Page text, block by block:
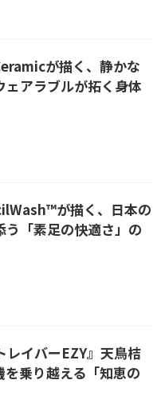
が描く、静かな
ェアラブルが拓く身体
が描く、日本の
う「素足の快適さ」の
レイバーEZY』天鳥桔
乗り越える「知恵の